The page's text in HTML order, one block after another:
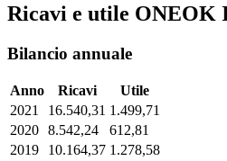
Ricavi e utile ONEOK
Bilancio annuale
Anno Ricavi
Utile
2021
16.540,31 1.499,71
2020 8.542,24
612,81
2019
10.164,37 1.278,58